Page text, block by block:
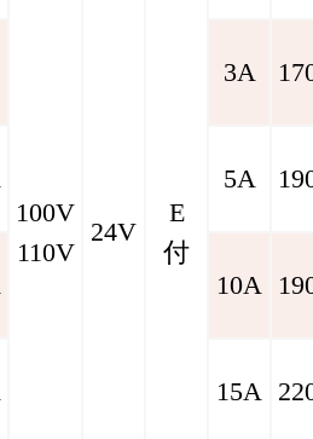
100V
110V
24V
E
付
3A
5A
10A
15A